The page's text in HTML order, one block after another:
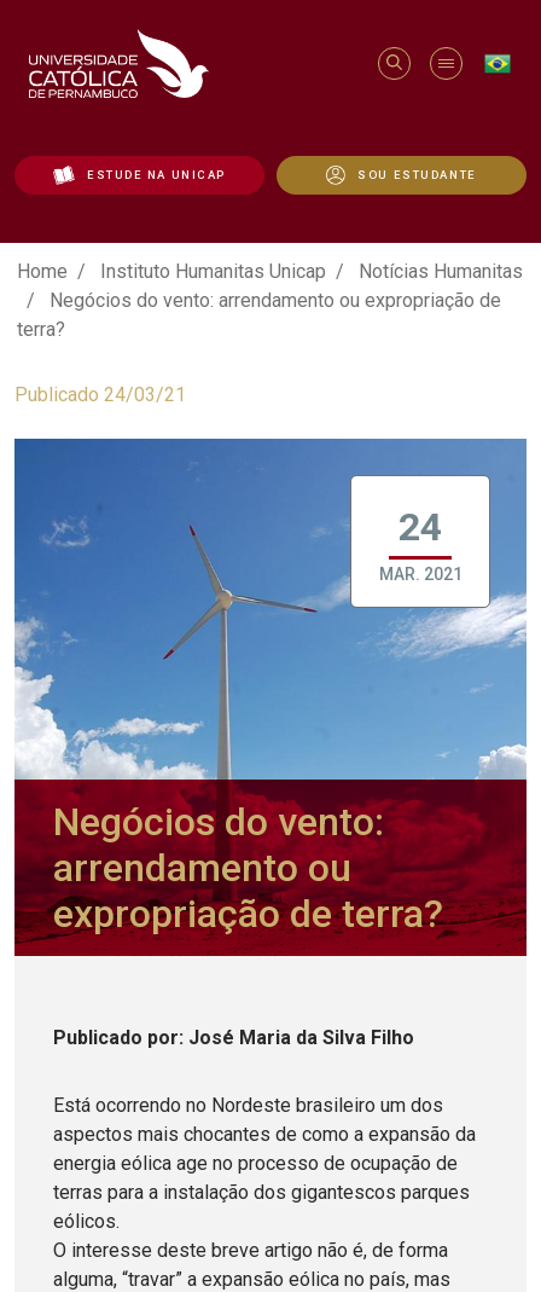
ESTUDE NA UNICAP SOU ESTUDANTE
Negócios do vento: arrendamento ou
Home Instituto Humanitas Unicap
Notícias Humanitas
Negócios do vento: arrendamento ou expropriação de
terra?
Publicado 24/03/21
24
MAR. 2021
Negócios do vento:
arrendamento ou
expropriação de terra?
Publicado por: José Maria da Silva Filho
Está ocorrendo no Nordeste brasileiro um dos
aspectos mais chocantes de como a expansão da
energia eólica age no processo de ocupação de
terras para a instalação dos gigantescos parques
eólicos.
O interesse deste breve artigo não é, de forma
alguma, “travar” a expansão eólica no país, mas